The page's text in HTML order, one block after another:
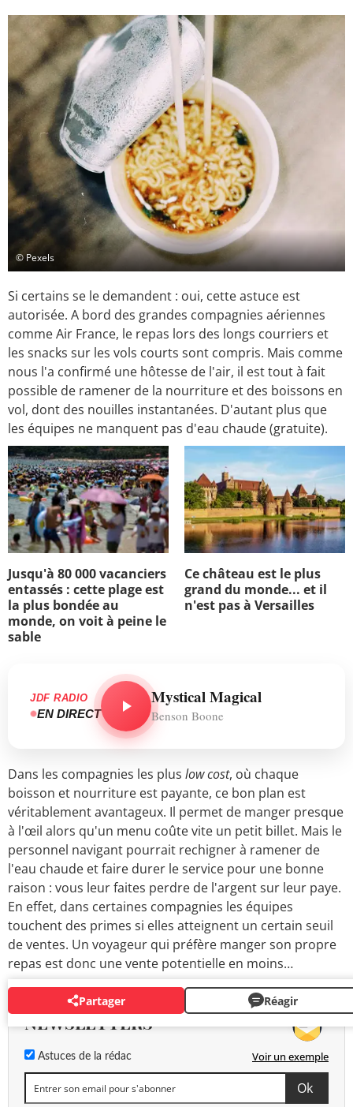
© Pexels
Si certains se le demandent : oui, cette astuce est
autorisée. A bord des grandes compagnies aériennes
comme Air France, le repas lors des longs courriers et
les snacks sur les vols courts sont compris. Mais comme
nous l'a confirmé une hôtesse de l'air, il est tout à fait
possible de ramener de la nourriture et des boissons en
vol, dont des nouilles instantanées. D'autant plus que
les équipes ne manquent pas d'eau chaude (gratuite).
Jusqu'à 80 000 vacanciers
entassés : cette plage est
la plus bondée au
monde, on voit à peine le
sable
Ce château est le plus
grand du monde... et il
n'est pas à Versailles
JDF RADIO
EN DIRECT
Mystical Magical
Benson Boone
Dans les compagnies les plus low cost, où chaque
boisson et nourriture est payante, ce bon plan est
véritablement avantageux. Il permet de manger presque
à l'œil alors qu'un menu coûte vite un petit billet. Mais le
personnel navigant pourrait rechigner à ramener de
l'eau chaude et faire durer le service pour une bonne
raison : vous leur faites perdre de l'argent sur leur paye.
En effet, dans certaines compagnies les équipes
touchent des primes si elles atteignent un certain seuil
de ventes. Un voyageur qui préfère manger son propre
repas est donc une vente potentielle en moins…
Partager Réagir
NEWSLETTERS
Astuces de la rédac Voir un exemple